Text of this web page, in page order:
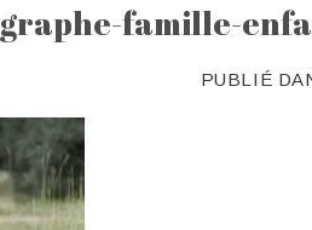
famille-
PUBLIÉ